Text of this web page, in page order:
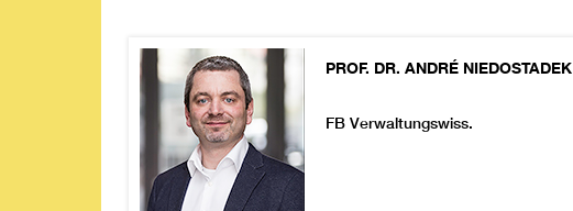
PROF. DR. ANDRÉ NIEDOSTADEK
FB Verwaltungswiss.